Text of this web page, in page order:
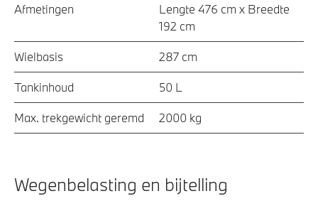
Afmetingen
Lengte 476 cm x Breedte
192 cm
Wielbasis 287 cm
Tankinhoud 50 L
Max. trekgewicht geremd 2000 kg
Wegenbelasting en bijtelling